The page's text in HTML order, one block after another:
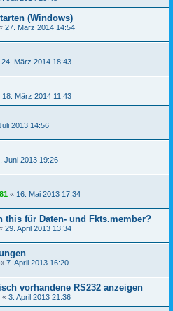
(Windows)
27. März 2014 14:54
24. März 2014 18:43
18. März 2014 11:43
2013 14:56
Juni 2013 19:26
« 16. Mai 2013 17:34
this für Daten- und Fkts.member?
29. April 2013 13:34
« 7. April 2013 16:20
vorhandene RS232 anzeigen
« 3. April 2013 21:36